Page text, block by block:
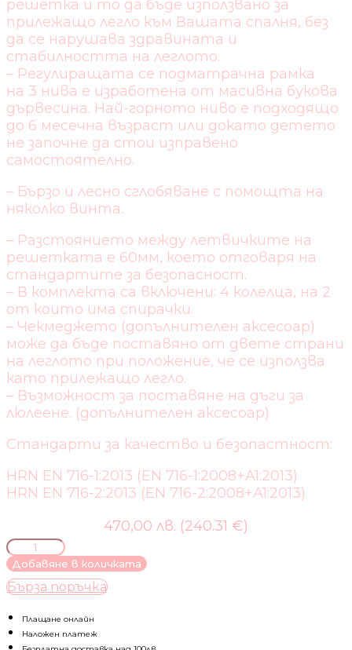
решетка и то да бъде използвано за
прилежащо легло към Вашата спалня, без
да се нарушава здравината и
стабилността на леглото.
– Регулиращата се подматрачна рамка
на 3 нива е изработена от масивна букова
дървесина. Най-горното ниво е подходящо
до 6 месечна възраст или докато детето
не започне да стои изправено
самостоятелно.
– Бързо и лесно сглобяване с помощта на
няколко винта.
– Разстоянието между летвичките на
решетката е 60мм, което отговаря на
стандартите за безопасност.
– В комплекта са включени: 4 колелца, на 2
от които има спирачки.
– Чекмеджето (допълнителен аксесоар)
може да бъде поставяно от двете страни
на леглото при положение, че се използва
като прилежащо легло.
– Възможност за поставяне на дъги за
люлеене. (допълнителен аксесоар)
Стандарти за качество и безопастност:
HRN EN 716-1:2013 (EN 716-1:2008+A1:2013)
HRN EN 716-2:2013 (EN 716-2:2008+A1:2013)
470,00 лв. (240.31 €)
количество
за
ДЕТСКО
ЛЕГЛО
60/120СМ
Добавяне в количката
Бърза поръчка
Плащане онлайн
Наложен платеж